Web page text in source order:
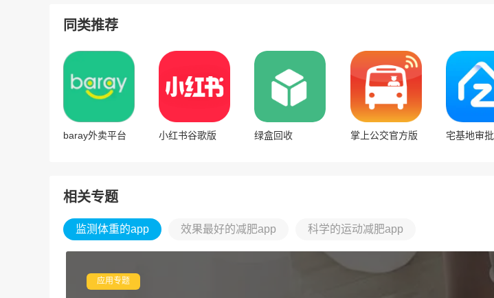
同类推荐
baray外卖平台 小红书谷歌版 绿盒回收 掌上公交官方版 宅基地审批
相关专题
监测体重的app 效果最好的减肥app 科学的运动减肥app
应用专题